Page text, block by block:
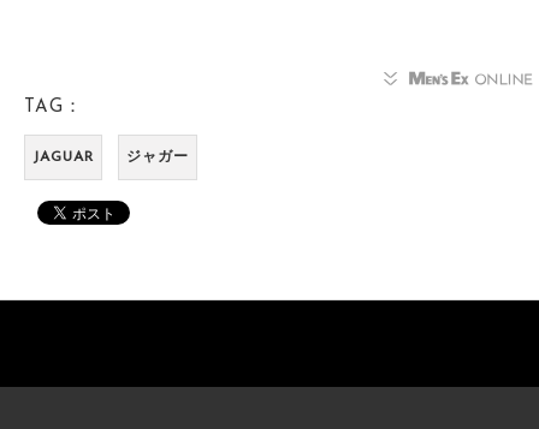
TAG：
JAGUAR ジャガー